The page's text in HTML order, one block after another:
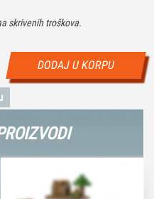
skrivenih troškova.
DODAJ U KORPU